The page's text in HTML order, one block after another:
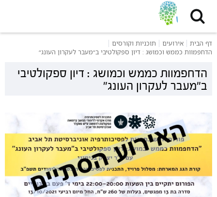
דף הבית אירועים
תוכניות וקורסים
הדחפמוות כממש וכמושג : דיון ספקולטיבי ב״מעבר לעקרון העונג״
הדחפמוות כממש וכמושג : דיון ספקולטיבי
ב״מעבר לעקרון העונג״